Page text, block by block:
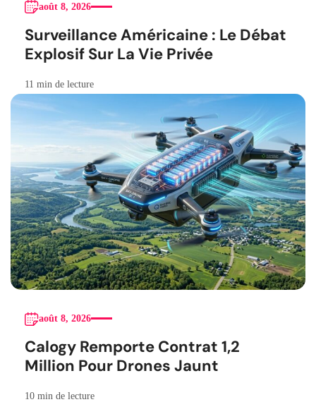
août 8, 2026
Surveillance Américaine : Le Débat
Explosif Sur La Vie Privée
11 min de lecture
août 8, 2026
Calogy Remporte Contrat 1,2
Million Pour Drones Jaunt
10 min de lecture